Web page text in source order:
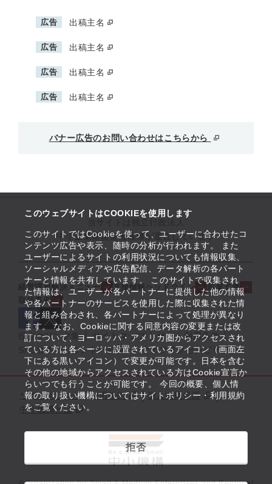
このウェブサイトはCOOKIEを使用します
このサイトではCookieを使って、ユーザーに合わせたコ
ンテンツ広告や表示、随時の分析が行われます。 また
ユーザーによるサイトの利用状況についても情報収集、
ソーシャルメディアや広告配信、データ解析の各パート
ナーと情報を共有しています。 このサイトで収集され
た情報は、ユーザーが各パートナーに提供した他の情報
や各パートナーのサービスを使用した際に収集された情
報と組み合わされ、各パートナーによって処理が異なり
ます。 なお、Cookieに関する同意内容の変更または改
訂について、ヨーロッパ・アメリカ圏からアクセスされ
ている方は各ページに設置されているアイコン（画面左
下にある黒いアイコン）で変更が可能です。日本を含む
その他の地域からアクセスされている方はCookie宣言か
らいつでも行うことが可能です。 今回の概要、個人情
報の取り扱い機構についてはサイトポリシー・利用規約
をご覧ください。
拒否
広告 出稿主名
広告 出稿主名
広告 出稿主名
広告 出稿主名
バナー広告のお問い合わせはこちらから
中小企業基盤整備機構が運営しています
経営課題解決メニュー 支援情報ヘッドライン
起業支援
取組事例
役立つリンク集 サイトマップ
サイト利用条件
SNS公式アカウント一覧
ウェブアクセシビリティ
サイトポリシー・利用規約
個人情報保護
中小機構とは